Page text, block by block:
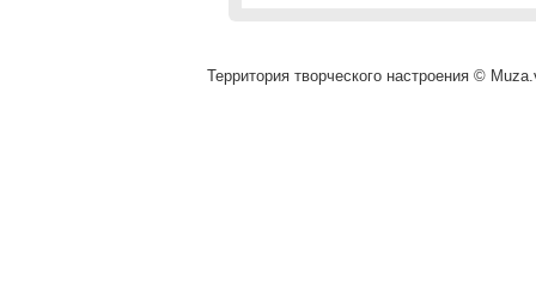
Территория творческого настроения ©